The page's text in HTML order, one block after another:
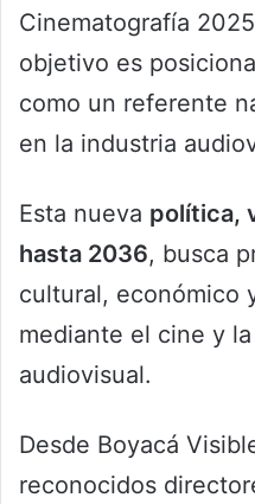
Cinematografía
objetivo es
como un referente
en la industria
Esta nueva política,
hasta 2036, busca
cultural, económico
mediante el cine y
audiovisual.
Desde Boyacá
reconocidos